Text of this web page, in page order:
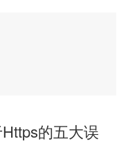
的五大误